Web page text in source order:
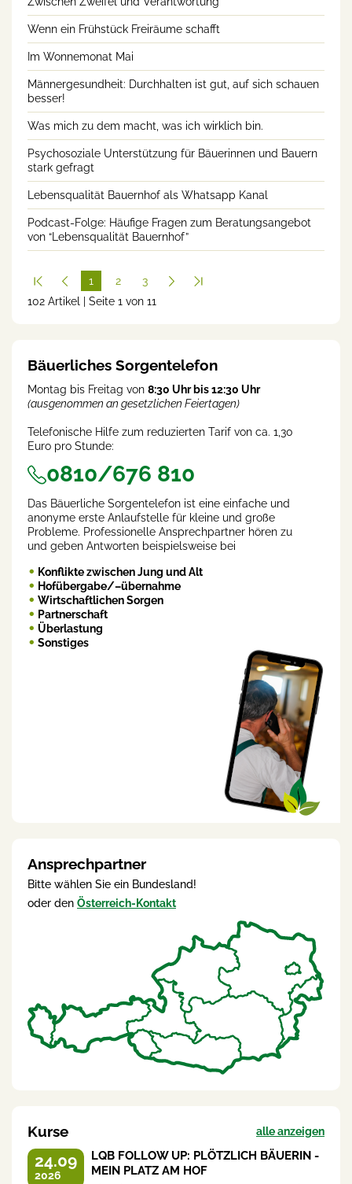
Wenn ein Frühstück Freiräume schafft
Im Wonnemonat Mai
Männergesundheit: Durchhalten ist gut, auf sich schauen
besser!
Was mich zu dem macht, was ich wirklich bin.
Psychosoziale Unterstützung für Bäuerinnen und Bauern
stark gefragt
Lebensqualität Bauernhof als Whatsapp Kanal
Podcast-Folge: Häufige Fragen zum Beratungsangebot
von “Lebensqualität Bauernhof”
1
(cur
2
3
102 Artikel | Seite 1 von 11
Bäuerliches Sorgentelefon
Montag bis Freitag von 8:30 Uhr bis 12:30 Uhr
(ausgenommen an gesetzlichen Feiertagen)
Telefonische Hilfe zum reduzierten Tarif von ca. 1,30
Euro pro Stunde:
0810/676 810
Das Bäuerliche Sorgentelefon ist eine einfache und
anonyme erste Anlaufstelle für kleine und große
Probleme. Professionelle Ansprechpartner hören zu
und geben Antworten beispielsweise bei
Konflikte zwischen Jung und Alt
Hofübergabe/–übernahme
Wirtschaftlichen Sorgen
Partnerschaft
Überlastung
Sonstiges
Ansprechpartner
Bitte wählen Sie ein Bundesland!
oder den Österreich-Kontakt
Kurse alle anzeigen
24.09
2026
LQB FOLLOW UP: PLÖTZLICH BÄUERIN -
MEIN PLATZ AM HOF